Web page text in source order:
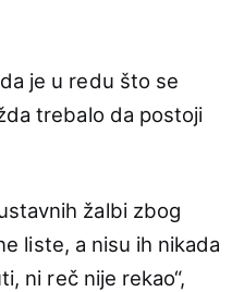
je u redu što se
trebalo da postoji
žalbi zbog
liste, a nisu ih nikada
ni reč nije rekao“,